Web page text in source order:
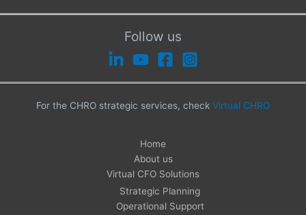
Follow us
For the CHRO strategic services, check Virtual CHRO
Home
About us
Virtual CFO Solutions
Strategic Planning
Operational Support